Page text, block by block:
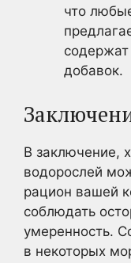
что
добавок.
В заключение,
водорослей
рацион вашей
соблюдать
умеренность.
в некоторых